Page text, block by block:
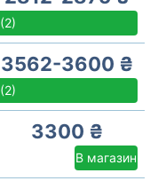
(2)
3562-3600 ₴
(2)
3300 ₴
В магазин